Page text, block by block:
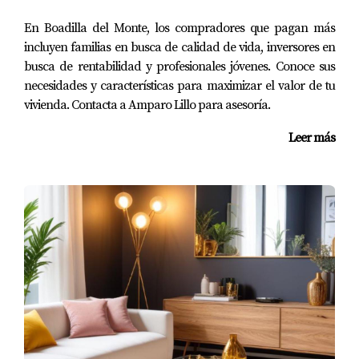
consideremos tres ejemplos prácticos:
Un propietario que desea vender su hogar podría
encargar una tasación para establecer un precio
que será aceptado por el banco al solicitar una
hipoteca. Sin embargo, la misma propiedad puede
Un inversor busca comprar una propiedad para
alquilar. La tasación le proporciona un precio
objetivo, pero la valoración le da una idea de si la
propiedad atraerá a los inquilinos y, por ende,
proporcionará un ingreso estable.
En Boadilla del Monte, los compradores que pagan más
incluyen familias en busca de calidad de vida, inversores en
busca de rentabilidad y profesionales jóvenes. Conoce sus
necesidades y características para maximizar el valor de tu
vivienda. Contacta a Amparo Lillo para asesoría.
Leer más